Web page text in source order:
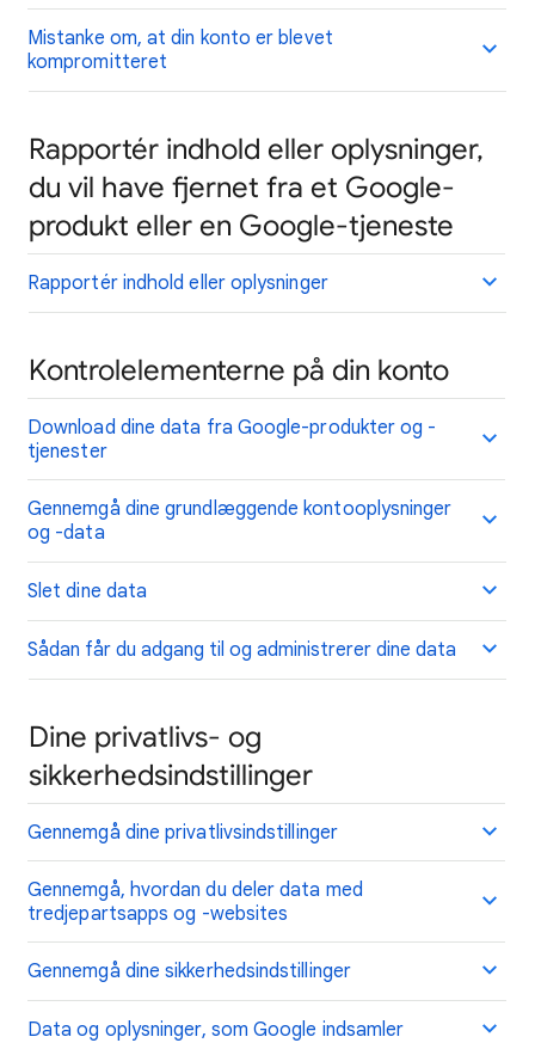
Mistanke om, at din konto er blevet
kompromitteret
Rapportér indhold eller oplysninger,
du vil have fjernet fra et Google-
produkt eller en Google-tjeneste
Rapportér indhold eller oplysninger
Kontrolelementerne på din konto
Download dine data fra Google-produkter og -
tjenester
Gennemgå dine grundlæggende kontooplysninger
og -data
Slet dine data
Sådan får du adgang til og administrerer dine data
Dine privatlivs- og
sikkerhedsindstillinger
Gennemgå dine privatlivsindstillinger
Gennemgå, hvordan du deler data med
tredjepartsapps og -websites
Gennemgå dine sikkerhedsindstillinger
Data og oplysninger, som Google indsamler